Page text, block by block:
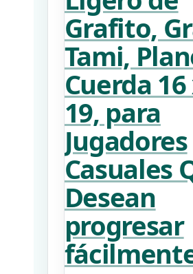
Grafito,
Tami,
Cuerda 16
19, para
Jugadores
Casuales
Desean
progresar